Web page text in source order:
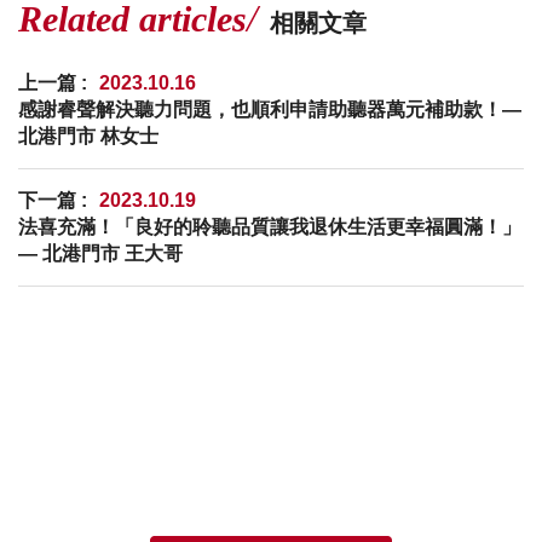
Related articles 相關文章
上一篇 :
2023.10.16
感謝睿聲解決聽力問題，也順利申請助聽器萬元補助款！—
北港門市 林女士
下一篇 :
2023.10.19
法喜充滿！「良好的聆聽品質讓我退休生活更幸福圓滿！」
— 北港門市 王大哥